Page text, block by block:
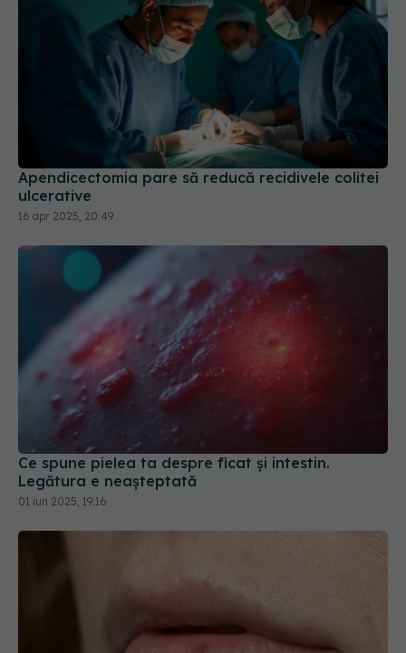
Apendicectomia pare să reducă recidivele colitei
ulcerative
16 apr 2025, 20:49
Ce spune pielea ta despre ficat și intestin.
Legătura e neașteptată
01 iun 2025, 19:16